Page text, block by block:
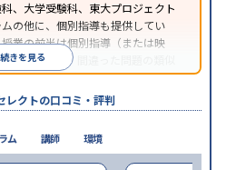
、大学受験科、東大プロジェクト
の他に、個別指導も提供してい
業の前半は個別指導（または映
演習を行う。間違った問題の類似
の日の授業が終了するというスタ
続きを見る
レクトの口コミ・評判
ム 講師 環境